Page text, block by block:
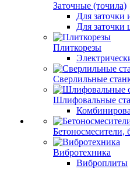
Заточные (точила)
Для заточки
Для заточки
Плиткорезы
Сверлильные
Шлифовальные
Бетоносмесители,
Вибротехника
Виброплиты